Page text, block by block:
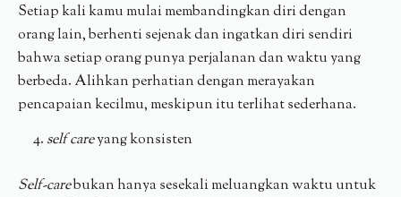
Setiap kali kamu mulai membandingkan diri dengan
orang lain, berhenti sejenak dan ingatkan diri sendiri
bahwa setiap orang punya perjalanan dan waktu yang
berbeda. Alihkan perhatian dengan merayakan
pencapaian kecilmu, meskipun itu terlihat sederhana.
self careyang konsisten
Self-carebukan hanya sesekali meluangkan waktu untuk